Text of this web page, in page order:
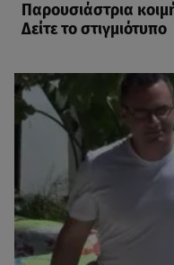
Παρουσιάστρια
Δείτε το στιγμιότυπο